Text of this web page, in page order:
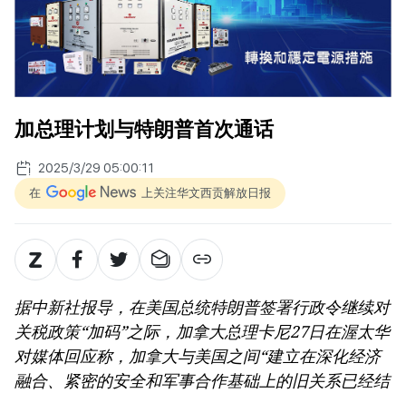
加总理计划与特朗普首次通话
2025/3/29 05:00:11
在 上关注华文西贡解放日报
据中新社报导，在美国总统特朗普签署行政令继续对
关税政策“加码”之际，加拿大总理卡尼27日在渥太华
对媒体回应称，加拿大与美国之间“建立在深化经济
融合、紧密的安全和军事合作基础上的旧关系已经结